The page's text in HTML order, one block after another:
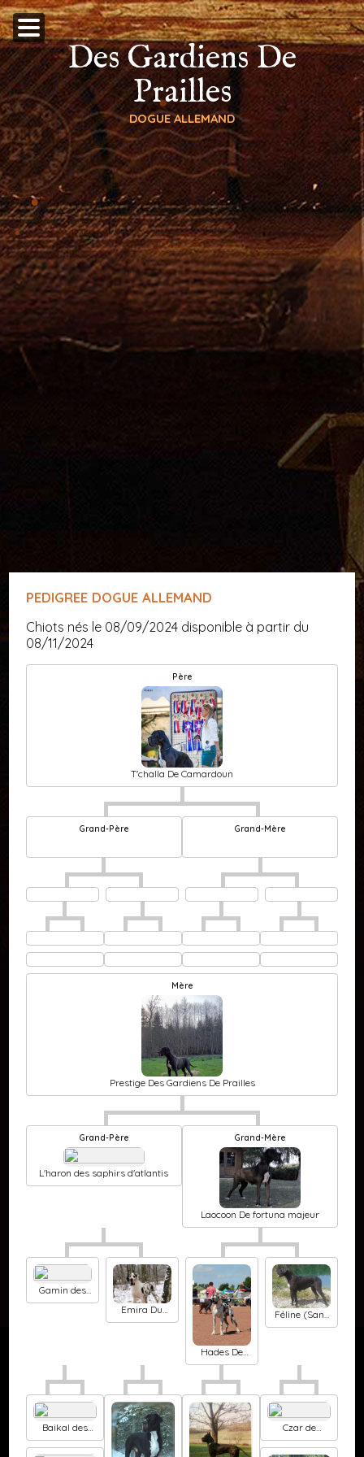
Des Gardiens De
Prailles
DOGUE ALLEMAND
PEDIGREE DOGUE ALLEMAND
Chiots nés le 08/09/2024 disponible à partir du
08/11/2024
Père
T'challa De Camardoun
Grand-Père Grand-Mère
Mère
Prestige Des Gardiens De Prailles
Grand-Père
L'haron des saphirs d'atlantis
Grand-Mère
Laocoon De fortuna majeur
Gamin des
saphirs
Emira Du
Jardin
Hades De
fortuna
Féline (Sans
Affixe)
Baikal des
saphirs
d'atlantis
Czar de
bauderey